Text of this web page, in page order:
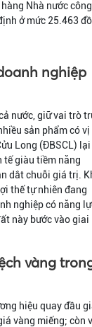
Nhà nước
ở mức 25.463
nghiệp
nước, giữ vai trò
sản phẩm có vị
Long (ĐBSCL) lại
tế giàu tiềm năng
dắt chuỗi giá trị.
thế tự nhiên đang
nghiệp có năng
này bước vào giai
vàng
hiệu quay đầu
vàng miếng; còn